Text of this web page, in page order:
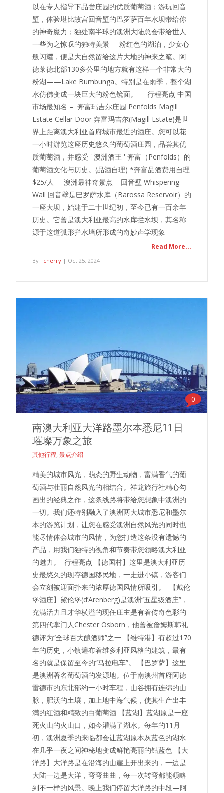
以在专人指导下品尝庄园的优质葡萄酒；游玩回音
壁，体验堪比故宫回音壁的巴罗萨百年水坝带给你
的神奇魔力；独处南半球的澳洲大陆总会带给世人
一些为之惊叹的独特美景—-粉红色的湖泊，少女心
般闪耀，便是大自然留给这片大地的神来之笔。阿
德莱德北部130多公里的地方就有这样一个非常大的
粉湖——Lake Bumbunga。特别是在雨季，整个湖
水仿佛变成一块巨大的粉色镜面。 行程亮点 中国
市场最知名 – 奔富玛吉尔庄园 Penfolds Magill
Estate Cellar Door 奔富玛吉尔(Magill Estate)是世
界上距离澳大利亚首府城市最近的酒庄。您可以花
一小时游览这座历史悠久的葡萄酒庄园，品尝其优
质葡萄酒，并感受 ' 澳洲酒王 ' 奔富（Penfolds）的
葡萄酒文化与历史。(品酒自理) *奔富品酒费用自理
$25/人 澳洲最神奇景点 – 回音壁 Whispering
Wall 回音壁是巴罗萨水库（Barossa Reservoir）的
一座大坝，始建于二十世纪初，至今已有一百余年
历史。它曾是澳大利亚最高的水库拦水坝，其名称
源于这道弧形拦水墙所形成的奇妙声学现象
Read More...
By : cherry | Oct 25, 2024
0
南澳大利亚大洋路墨尔本悉尼11日
璀璨万象之旅
其他行程, 景点介绍
精美的城市风光，萌态的野生动物，富满香气的葡
萄酒与壮丽自然风光的相结合。祥龙旅行社精心勾
画出的经典之作，这条线路将带给您想象中澳洲的
一切。我们还特别融入了澳洲两大城市悉尼和墨尔
本的游览计划，让您在感受澳洲自然风光的同时也
能尽情体会城市的风情，为您打造这条没有遗憾的
产品，用我们独特的视角和节奏带您领略澳大利亚
的魅力。 行程亮点 【德国村】这里是澳大利亚历
史最悠久的现存德国移民地，一走进小镇，游客们
会立刻被迎面扑来的浓厚德国风情所吸引。 【戴伦
堡酒庄】黛伦堡(d’Arenberg)是澳洲“五星级酒庄”，
充满活力且才华横溢的现任庄主是有着传奇色彩的
第四代掌门人Chester Osborn，他曾被詹姆斯韩礼
德评为“全球百大酿酒师”之一 【维特港】有超过170
年的历史，小镇遍布着维多利亚风格的建筑，最有
名的就是保留至今的“马拉电车”。 【巴罗萨】这里
是澳洲著名葡萄酒的发源地。位于南澳州首府阿德
雷德市的东北部约一小时车程，山谷拥有连绵的山
脉，肥沃的土壤，加上地中海气候，使其生产出丰
满的红酒和精致的白葡萄酒 【蓝湖】蓝湖原是一座
死火山的火山口，如今灌满了湖水。每年的11月
初，澳洲夏季的来临都会让蓝湖原本灰蓝色的湖水
在几乎一夜之间神秘地变成鲜艳亮丽的钴蓝色 【大
洋路】大洋路是在沿海的山崖上开出来的，一边是
大陆一边是大洋，弯弯曲曲，每一次转弯都能领略
到不一样的风景。晚上我们停留大洋路的中段—阿